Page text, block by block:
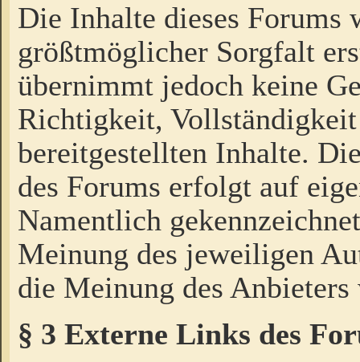
Die Inhalte dieses Forums
größtmöglicher Sorgfalt
übernimmt jedoch keine
Richtigkeit,
bereitgestellten Inhalte.
des Forums erfolgt auf
Namentlich
Meinung des jeweiligen
die Meinung des Anbieters
§ 3 Externe Links des